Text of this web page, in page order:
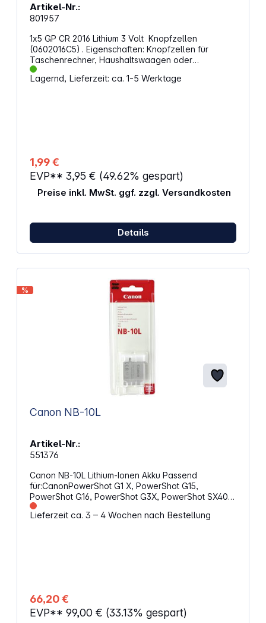
Artikel-Nr.:
801957
1x5 GP CR 2016 Lithium 3 Volt Knopfzellen
(0602016C5) . Eigenschaften: Knopfzellen für
Taschenrechner, Haushaltswaagen oder
Kinderspielzeug. Batterien für Uhren, Rauchmelder
oder Hörgeräte. GP verfügt über ein sehr breites
L10, L-F1/4V, EA-50CF/3D
Lagernd, Lieferzeit: ca. 1-5 Werktage
1,99 €
EVP** 3,95 € (49.62% gespart)
Preise inkl. MwSt. ggf. zzgl. Versandkosten
Details
%
Canon NB-10L
Artikel-Nr.:
551376
Canon NB-10L Lithium-Ionen Akku Passend
für:CanonPowerShot G1 X, PowerShot G15,
PowerShot G16, PowerShot G3X, PowerShot SX40
HS, PowerShot SX50 HS, PowerShot SX60 HS
Lieferzeit ca. 3 – 4 Wochen nach Bestellung
66,20 €
EVP** 99,00 € (33.13% gespart)